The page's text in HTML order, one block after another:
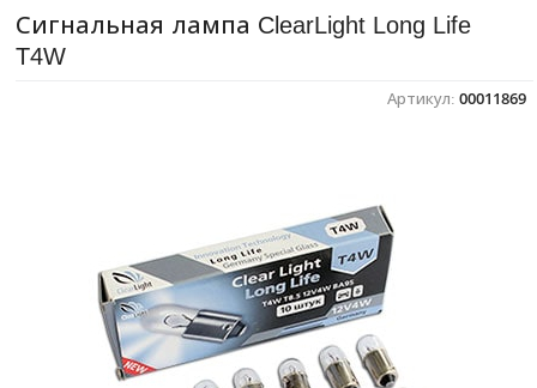
Сигнальная лампа ClearLight Long Life
T4W
Артикул: 00011869